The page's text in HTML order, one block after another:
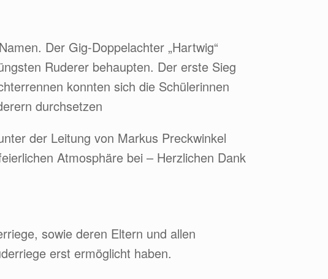
Der Gig-Doppelachter „Hartwig“
Ruderer behaupten. Der erste Sieg
konnten sich die Schülerinnen
durchsetzen
der Leitung von Markus Preckwinkel
Atmosphäre bei – Herzlichen Dank
sowie deren Eltern und allen
erst ermöglicht haben.